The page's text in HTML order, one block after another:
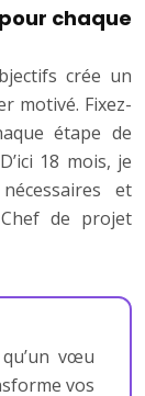
chaque
crée un
motivé. Fixez-
étape de
18 mois, je
et
de projet
vœu
vos